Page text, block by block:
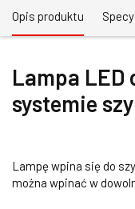
Opis produktu
Lampa LED
systemie
Lampę wpina się do
można wpinać w